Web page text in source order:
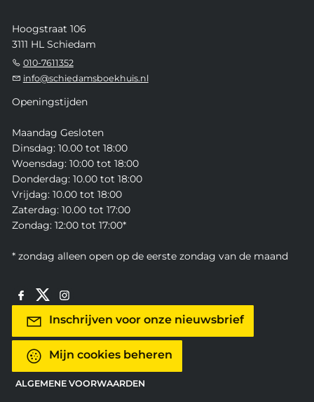
Hoogstraat 106
3111 HL Schiedam
010-7611352
info@schiedamsboekhuis.nl
Openingstijden
Maandag Gesloten
Dinsdag: 10.00 tot 18:00
Woensdag: 10:00 tot 18:00
Donderdag: 10.00 tot 18:00
Vrijdag: 10.00 tot 18:00
Zaterdag: 10.00 tot 17:00
Zondag: 12:00 tot 17:00*
* zondag alleen open op de eerste zondag van de maand
Inschrijven voor onze nieuwsbrief
Mijn cookies beheren
ALGEMENE VOORWAARDEN